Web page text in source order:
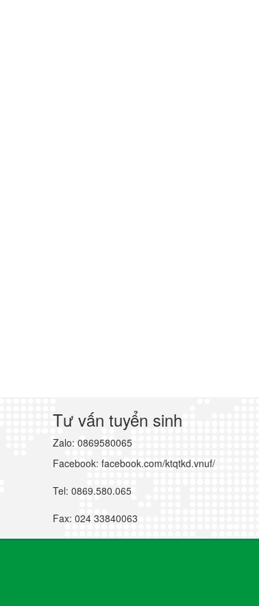
Tư vấn tuyển sinh
Zalo: 0869580065
Facebook: facebook.com/ktqtkd.vnuf/
Tel: 0869.580.065
Fax: 024 33840063